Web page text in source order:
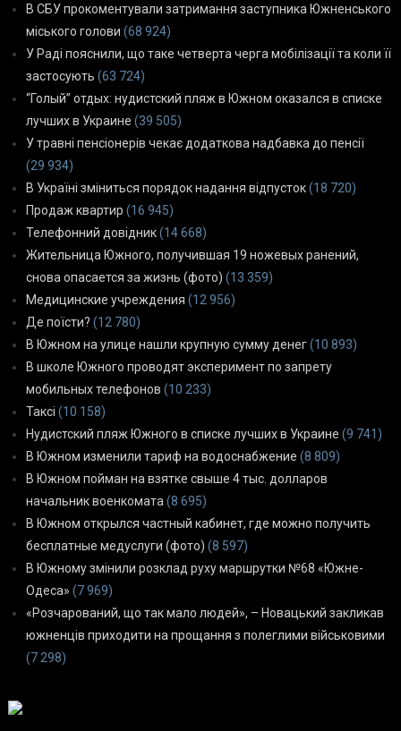
В СБУ прокоментували затримання заступника Южненського
міського голови (68 924)
У Раді пояснили, що таке четверта черга мобілізації та коли її
застосують (63 724)
“Голый” отдых: нудистский пляж в Южном оказался в списке
лучших в Украине (39 505)
У травні пенсіонерів чекає додаткова надбавка до пенсії
(29 934)
В Україні зміниться порядок надання відпусток(18 720)
Продаж квартир (16 945)
Телефонний довідник(14 668)
Жительница Южного, получившая 19 ножевых ранений,
снова опасается за жизнь (фото) (13 359)
Медицинские учреждения (12 956)
Де поїсти? (12 780)
В Южном на улице нашли крупную сумму денег(10 893)
В школе Южного проводят эксперимент по запрету
мобильных телефонов (10 233)
Таксі (10 158)
Нудистский пляж Южного в списке лучших в Украине (9 741)
В Южном изменили тариф на водоснабжение (8 809)
В Южном пойман на взятке свыше 4 тыс. долларов
начальник военкомата (8 695)
В Южном открылся частный кабинет, где можно получить
бесплатные медуслуги (фото) (8 597)
В Южному змінили розклад руху маршрутки №68 «Южне-
Одеса» (7 969)
«Розчарований, що так мало людей», – Новацький закликав
южненців приходити на прощання з полеглими військовими
(7 298)